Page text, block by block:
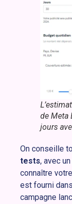
de Meta
jours
On conseille
tests, avec
connaître votre
est fourni
campagne